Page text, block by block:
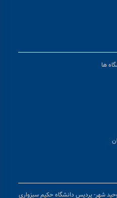
ها
شهر- پردیس دانشگاه حکیم سبزواری